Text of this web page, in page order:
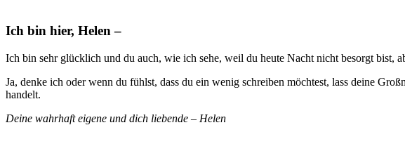
Ich bin hier, Helen –
Ich bin sehr glücklich und du auch, wie ich sehe, weil du heute Nacht nicht besorgt bist,
Ja, denke ich oder wenn du fühlst, dass du ein wenig schreiben möchtest, lass deine
handelt.
Deine wahrhaft eigene und dich liebende – Helen